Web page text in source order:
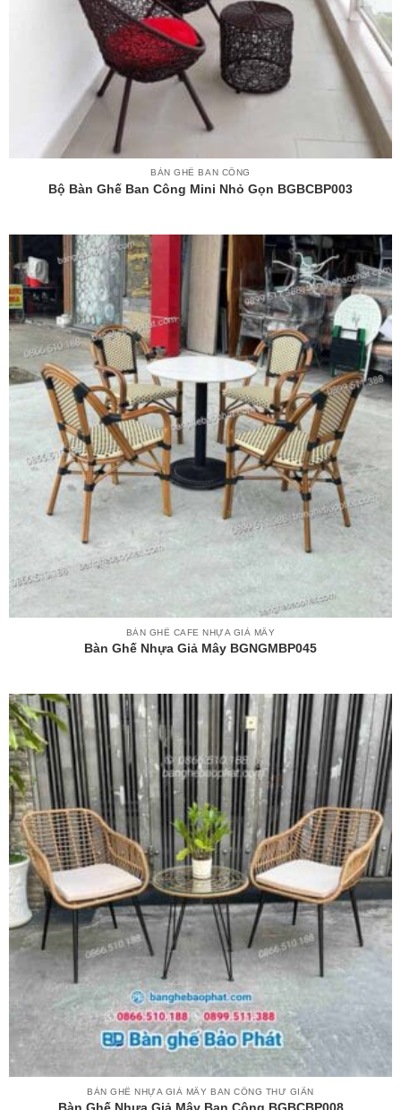
BÀN GHẾ BAN CÔNG
Bộ Bàn Ghế Ban Công Mini Nhỏ Gọn BGBCBP003
BÀN GHẾ CAFE NHỰA GIẢ MÂY
Bàn Ghế Nhựa Giả Mây BGNGMBP045
BÀN GHẾ NHỰA GIẢ MÂY BAN CÔNG THƯ GIÃN